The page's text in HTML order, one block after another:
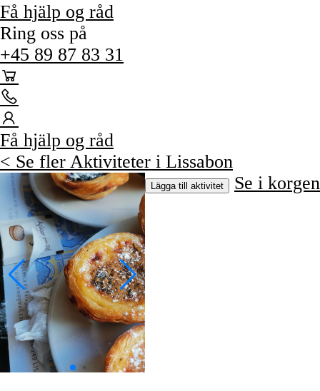
Få hjälp og råd
Ring oss på
+45 89 87 83 31
Få hjälp og råd
< Se fler Aktiviteter i Lissabon
Lägga till aktivitet Se i korgen